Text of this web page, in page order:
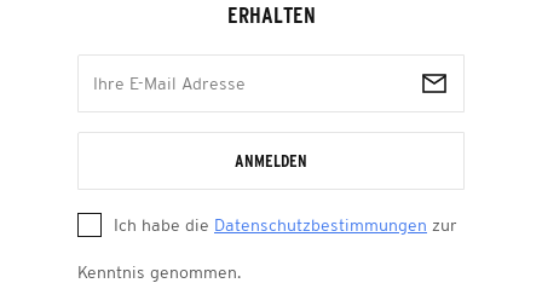
ERHALTEN
ANMELDEN
Ich habe die Datenschutzbestimmungen zur
Kenntnis genommen.